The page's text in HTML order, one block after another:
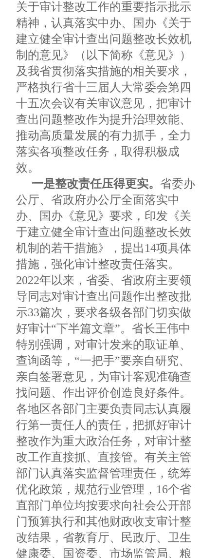
关于审计整改工作的重要指示批示
精神，认真落实中办、国办《关于
建立健全审计查出问题整改长效机
制的意见》（以下简称《意见》）
及我省贯彻落实措施的相关要求，
严格执行省十三届人大常委会第四
十五次会议有关审议意见，把审计
查出问题整改作为提升治理效能、
推动高质量发展的有力抓手，全力
落实各项整改任务，取得积极成
效。
一是整改责任压得更实。 省委办
公厅、省政府办公厅全面落实中
办、国办《意见》要求，印发《关
于建立健全审计查出问题整改长效
机制的若干措施》，提出14项具体
措施，强化审计整改责任落实。
2022年以来，省委、省政府主要领
导同志对审计查出问题作出整改批
示33篇次，要求各级各部门切实做
好审计“下半篇文章”。省长王伟中
特别强调，对审计发来的取证单、
查询函等，“一把手”要亲自研究、
亲自签署意见，为审计客观准确查
找问题、作出评价创造良好条件。
各地区各部门主要负责同志认真履
行第一责任人的责任，把抓好审计
整改作为重大政治任务，对审计整
改工作直接抓、直接管。有关主管
部门认真落实监督管理责任，统筹
优化政策，规范行业管理，16个省
直部门单位均按要求向社会公开部
门预算执行和其他财政收支审计整
改结果，省教育厅、民政厅、卫生
健康委、国资委、市场监管局、粮